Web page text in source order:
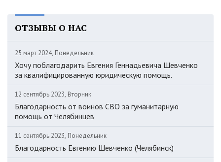
ОТЗЫВЫ О НАС
25 март 2024, Понедельник
Хочу поблагодарить Евгения Геннадьевича Шевченко
за квалифицированную юридическую помощь.
12 сентябрь 2023, Вторник
Благодарность от воинов СВО за гуманитарную
помощь от Челябинцев
11 сентябрь 2023, Понедельник
Благодарность Евгению Шевченко (Челябинск)